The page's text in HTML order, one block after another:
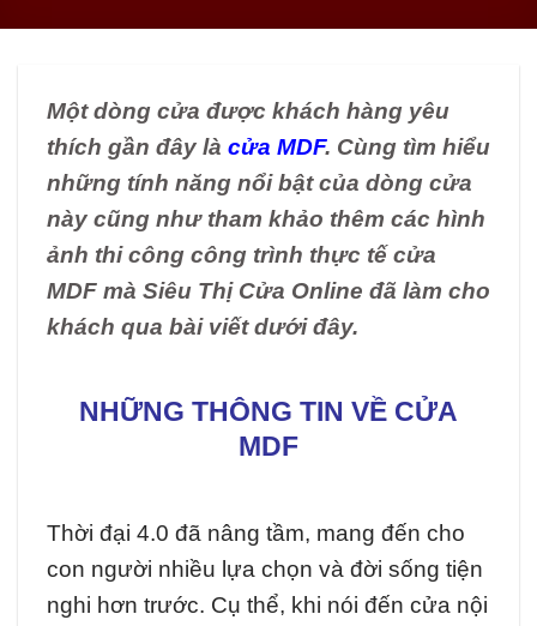
Một dòng cửa được khách hàng yêu
thích gần đây là cửa MDF. Cùng tìm hiểu
những tính năng nổi bật của dòng cửa
này cũng như tham khảo thêm các hình
ảnh thi công công trình thực tế cửa
MDF mà Siêu Thị Cửa Online đã làm cho
khách qua bài viết dưới đây.
NHỮNG THÔNG TIN VỀ CỬA
MDF
Thời đại 4.0 đã nâng tầm, mang đến cho
con người nhiều lựa chọn và đời sống tiện
nghi hơn trước. Cụ thể, khi nói đến cửa nội